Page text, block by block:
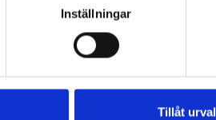
Inställningar
Tillåt urval
Päronfil 2,7%